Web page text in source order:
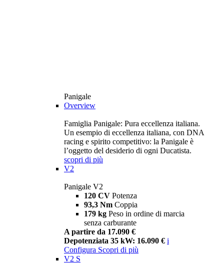
Panigale
Overview
Famiglia Panigale: Pura eccellenza italiana.
Un esempio di eccellenza italiana, con DNA
racing e spirito competitivo: la Panigale è
l’oggetto del desiderio di ogni Ducatista.
scopri di più
V2
Panigale V2
120 CV Potenza
93,3 Nm Coppia
179 kg Peso in ordine di marcia
senza carburante
A partire da 17.090 €
Depotenziata 35 kW: 16.090 € i
Configura Scopri di più
V2 S